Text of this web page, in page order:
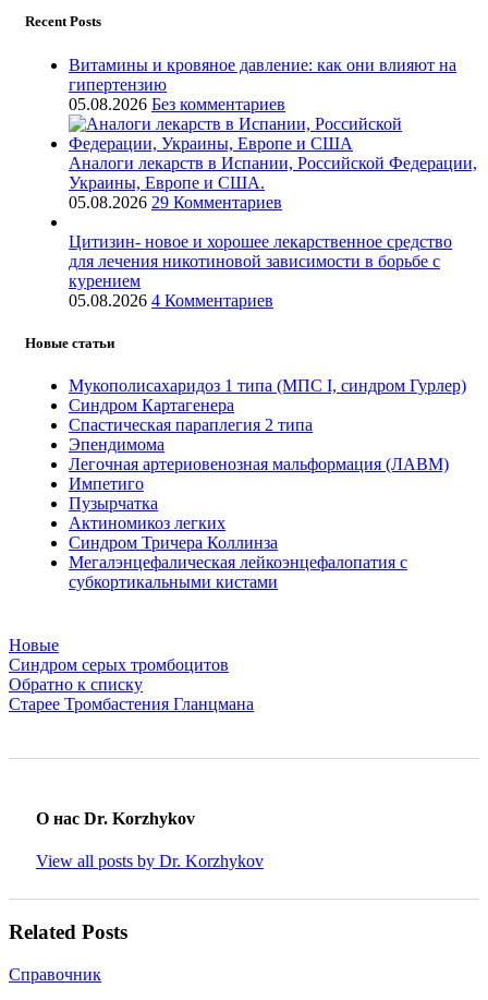
Recent Posts
Витамины и кровяное давление: как они влияют на
гипертензию
05.08.2026 Без комментариев
Аналоги лекарств в Испании, Российской Федерации,
Украины, Европе и США.
05.08.2026 29 Комментариев
Цитизин- новое и хорошее лекарственное средство
для лечения никотиновой зависимости в борьбе с
курением
05.08.2026 4 Комментариев
Новые статьи
Мукополисахаридоз 1 типа (МПС I, синдром Гурлер)
Синдром Картагенера
Спастическая параплегия 2 типа
Эпендимома
Легочная артериовенозная мальформация (ЛАВМ)
Импетиго
Пузырчатка
Актиномикоз легких
Синдром Тричера Коллинза
Мегалэнцефалическая лейкоэнцефалопатия с
субкортикальными кистами
Новые
Синдром серых тромбоцитов
Обратно к списку
Старее Тромбастения Гланцмана
О нас Dr. Korzhykov
View all posts by Dr. Korzhykov
Related Posts
Справочник